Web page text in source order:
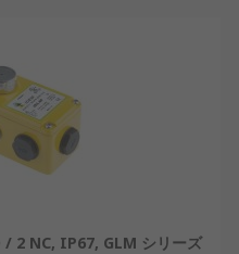
2 NC, IP67, GLM シリーズ